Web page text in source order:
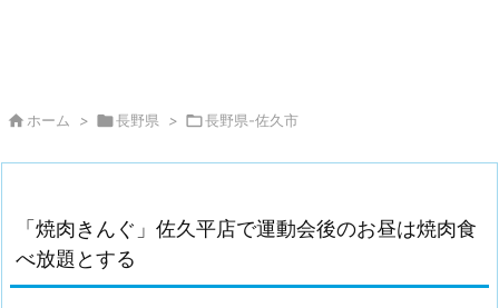
 ホーム > 長野県 > 長野県-佐久市
「焼肉きんぐ」佐久平店で運動会後のお昼は焼肉食
べ放題とする